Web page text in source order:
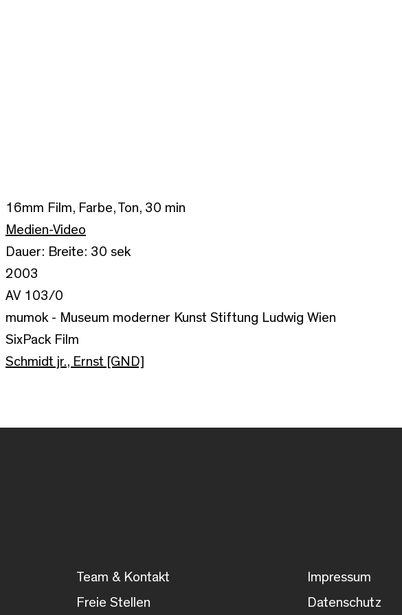
16mm Film, Farbe, Ton, 30 min
Medien-Video
Dauer: Breite: 30 sek
2003
AV 103/0
mumok - Museum moderner Kunst Stiftung Ludwig Wien
SixPack Film
Schmidt jr., Ernst [GND]
Team & Kontakt
Freie Stellen
Impressum
Datenschutz